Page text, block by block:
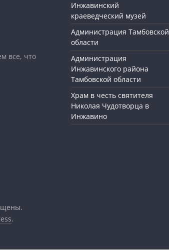
все, что
Инжавинский
краеведческий музей
Администрация Тамбовской
области
Администрация
Инжавинского района
Тамбовской области
Храм в честь святителя
Николая Чудотворца в
Инжавино
.